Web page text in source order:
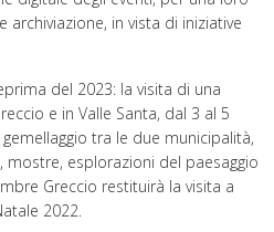
archiviazione, in vista di iniziative
del 2023: la visita di una
e in Valle Santa, dal 3 al 5
tra le due municipalità,
esplorazioni del paesaggio
Greccio restituirà la visita a
2022.